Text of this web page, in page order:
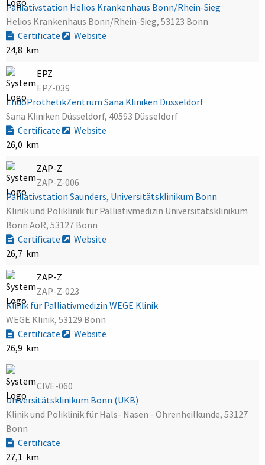
Palliativstation Helios Krankenhaus Bonn/Rhein-Sieg
Helios Krankenhaus Bonn/Rhein-Sieg, 53123 Bonn
Certificate
Website
24,8 km
EPZ
EPZ-039
EndoProthetikZentrum Sana Kliniken Düsseldorf
Sana Kliniken Düsseldorf, 40593 Düsseldorf
Certificate
Website
26,0 km
ZAP-Z
ZAP-Z-006
Palliativstation Saunders, Universitätsklinikum Bonn
Klinik und Poliklinik für Palliativmedizin Universitätsklinikum
Bonn AöR, 53127 Bonn
Certificate
Website
26,7 km
ZAP-Z
ZAP-Z-023
Klinik für Palliativmedizin WEGE Klinik
WEGE Klinik, 53129 Bonn
Certificate
Website
26,9 km
CIVE-060
Universitätsklinikum Bonn (UKB)
Klinik und Poliklinik für Hals- Nasen - Ohrenheilkunde, 53127
Bonn
Certificate
27,1 km